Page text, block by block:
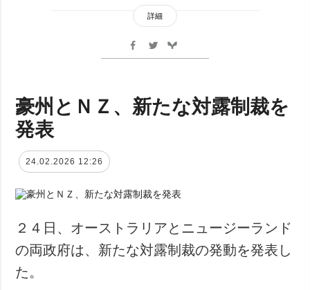
詳細
豪州とＮＺ、新たな対露制裁を
発表
24.02.2026 12:26
２４日、オーストラリアとニュージーランド
の両政府は、新たな対露制裁の発動を発表し
た。